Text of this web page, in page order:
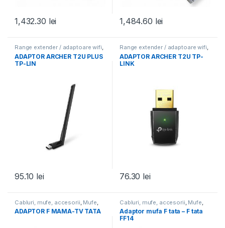
1,432.30 lei 1,484.60 lei
Range extender / adaptoare wifi,
Retelistica si supraveghere,
Toate Produsele
ADAPTOR ARCHER T2U PLUS
TP-LIN
95.10 lei
Range extender / adaptoare wifi,
Retelistica si supraveghere,
Toate Produsele
ADAPTOR ARCHER T2U TP-
LINK
76.30 lei
Cabluri, mufe, accesorii Mufe
Toate Produsele
ADAPTOR F MAMA-TV TATA
Cabluri, mufe, accesorii Mufe
Toate Produsele
Adaptor mufa F tata – F tata
FF14